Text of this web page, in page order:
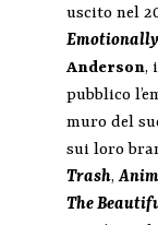
uscito nel
Anderson,
pubblico
muro del
sui loro
Trash,
The